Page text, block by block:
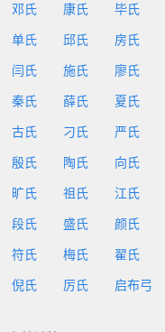
邓氏 康氏 毕氏
单氏 邱氏 房氏
闫氏 施氏 廖氏
秦氏 薛氏 夏氏
古氏 刁氏 严氏
殷氏 陶氏 向氏
旷氏 祖氏 江氏
段氏 盛氏 颜氏
符氏 梅氏 翟氏
倪氏 厉氏 启布弓